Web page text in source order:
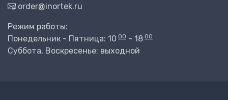
order@inortek.ru
Режим работы:
Понедельник - Пятница: 10 00 - 18 00
Суббота, Воскресенье: выходной